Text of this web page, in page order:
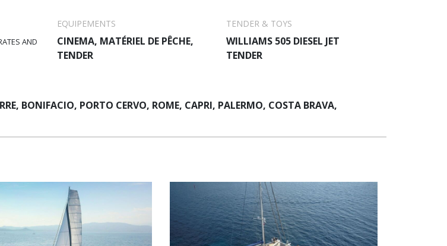
AND
EQUIPEMENTS
CINEMA, MATÉRIEL DE PÊCHE,
TENDER
TENDER & TOYS
WILLIAMS 505 DIESEL JET
TENDER
BONIFACIO, PORTO CERVO, ROME, CAPRI, PALERMO, COSTA BRAVA,